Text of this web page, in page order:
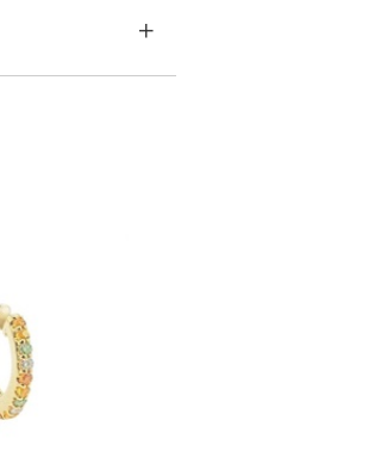
いただきます。